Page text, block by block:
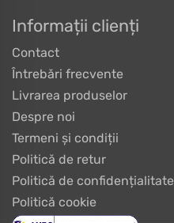
Informații clienți
Contact
Întrebări frecvente
Livrarea produselor
Despre noi
Termeni și condiții
Politică de retur
Politică de confidențialitate
Politică cookie